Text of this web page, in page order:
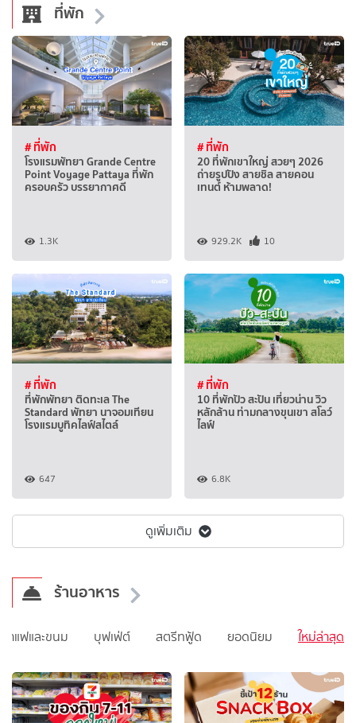
ที่พัก
# ที่พัก
โรงแรมพัทยา Grande Centre
Point Voyage Pattaya ที่พัก
ครอบครัว บรรยากาศดี
1.3K
# ที่พัก
20 ที่พักเขาใหญ่ สวยๆ 2026
ถ่ายรูปปัง สายชิล สายคอน
เทนต์ ห้ามพลาด!
929.2K 10
# ที่พัก
ที่พักพัทยา ติดทะเล The
Standard พัทยา นาจอมเทียน
โรงแรมบูทิคไลฟ์สไตล์
647
# ที่พัก
10 ที่พักปัว สะปัน เที่ยวน่าน วิว
หลักล้าน ท่ามกลางขุนเขา สโลว์
ไลฟ์
6.8K
ดูเพิ่มเติม
ร้านอาหาร
ใหม่ล่าสุด
ยอดนิยม
สตรีทฟู้ด
บุฟเฟ่ต์
าแฟและขนม